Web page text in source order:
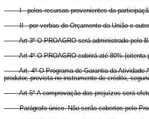
I - pelos recursos provenientes da
II - por verbas do Orçamento da União e outros
Art 3º O PROAGRO será administrado pelo
Art 4º O PROAGRO cobrirá até 80%
Art. 4º O Programa de Garantia da
produtor, prevista no instrumento de crédito,
Art 5º A comprovação dos prejuízos será
Parágrafo único. Não serão cobertos pelo